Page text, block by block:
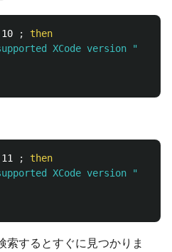
10 ;
then
XCode version "
11 ;
then
XCode version "
索するとすぐに見つかりま